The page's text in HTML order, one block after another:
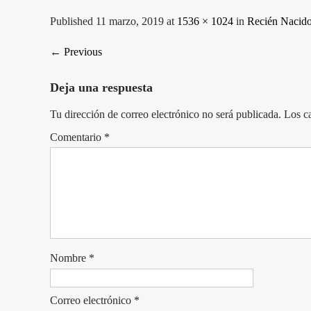
Published 11 marzo, 2019 at 1536 × 1024 in Recién
← Previous
Deja una respuesta
Tu dirección de correo electrónico no será publicada. Los
Comentario *
Nombre *
Correo electrónico *